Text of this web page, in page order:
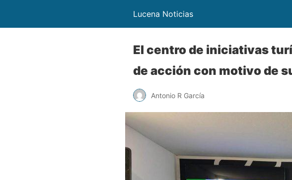
Lucena Noticias
El centro de iniciativas
de acción con motivo de
Antonio R García